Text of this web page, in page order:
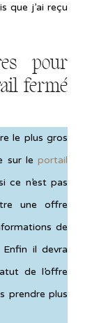
que j’ai reçu
pour
fermé
le plus gros
sur leportail
ce n’est pas
une offre
de
il devra
de l’offre
prendre plus